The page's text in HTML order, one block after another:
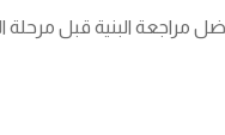
مراجعة البنية قبل